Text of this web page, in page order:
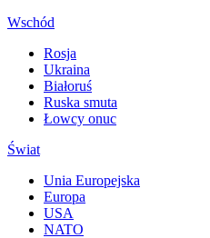
Wschód
Rosja
Ukraina
Białoruś
Ruska smuta
Łowcy onuc
Świat
Unia Europejska
Europa
USA
NATO